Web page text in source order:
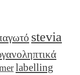
stevia
labelling